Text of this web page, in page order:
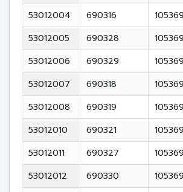
53012004
690316
53012005
690328
53012006
690329
53012007
690318
53012008
690319
53012010
690321
53012011
690327
53012012
690330